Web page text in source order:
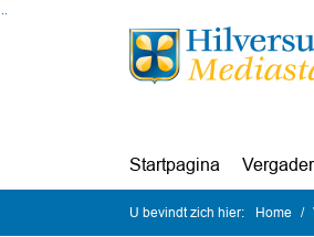
Ga naar de inhoud van deze pagina
Ga naar het zoeken
Ga naar het menu
Startpagina
U bevindt zich hier: Home